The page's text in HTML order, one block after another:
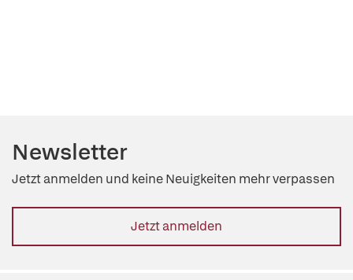
Newsletter
Jetzt anmelden und keine Neuigkeiten mehr verpassen
Jetzt anmelden